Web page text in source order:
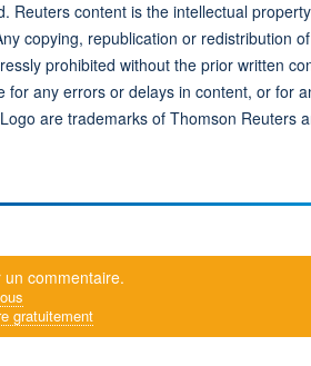
Reuters content is the intellectual
copying, republication or redistribution
prohibited without the prior written
any errors or delays in content, or for
are trademarks of Thomson Reuters
commentaire.
gratuitement